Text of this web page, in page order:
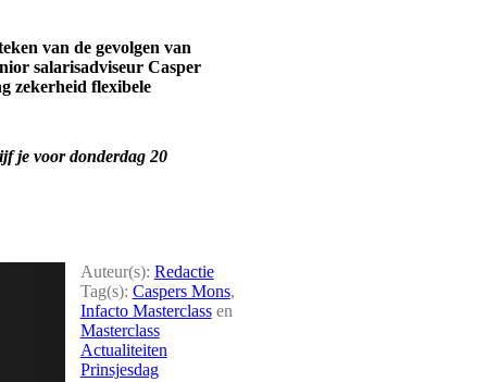
van de gevolgen van
salarisadviseur Casper
zekerheid flexibele
je voor donderdag 20
Auteur(s): Redactie
Tag(s): Caspers Mons,
Infacto Masterclassen
Masterclass
Actualiteiten
Prinsjesdag